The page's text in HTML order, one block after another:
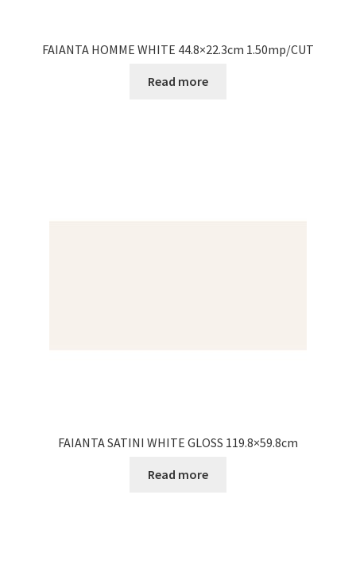
FAIANTA HOMME WHITE 44.8×22.3cm 1.50mp/CUT
Read more
FAIANTA SATINI WHITE GLOSS 119.8×59.8cm
Read more